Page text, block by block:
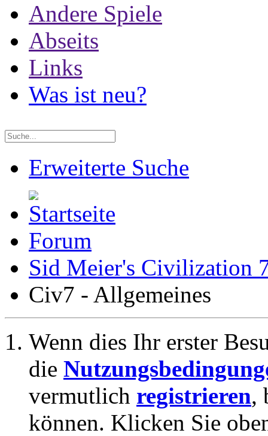
Andere Spiele
Abseits
Links
Was ist neu?
Erweiterte Suche
Forum
Sid Meier's Civilization
Civ7 - Allgemeines
Wenn dies Ihr erster
die
vermutlich registrieren,
können. Klicken Sie